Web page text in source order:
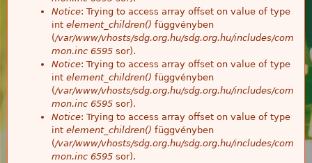
Notice: Trying to access array offset on value of type
int element_children() függvényben
(/var/www/vhosts/sdg.org.hu/sdg.org.hu/includes/com
mon.inc 6595 sor).
Notice: Trying to access array offset on value of type
int element_children() függvényben
(/var/www/vhosts/sdg.org.hu/sdg.org.hu/includes/com
mon.inc 6595 sor).
Notice: Trying to access array offset on value of type
int element_children() függvényben
(/var/www/vhosts/sdg.org.hu/sdg.org.hu/includes/com
mon.inc 6595 sor).